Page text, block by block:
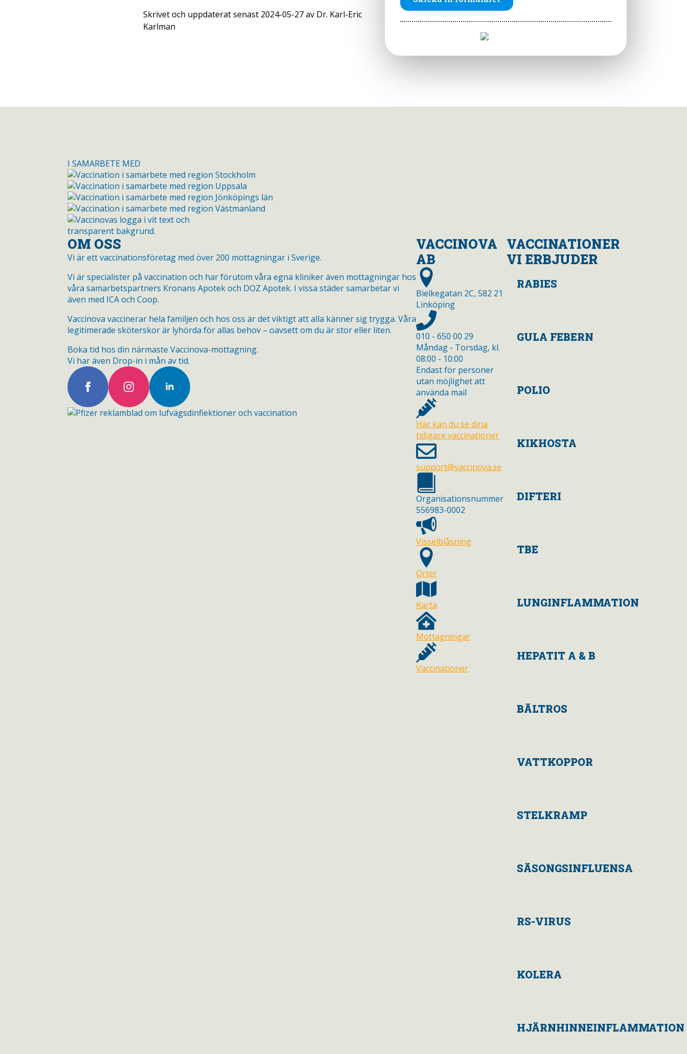
Skrivet och uppdaterat senast 2024-05-27 av Dr. Karl-Eric
Karlman
I SAMARBETE MED
OM OSS
Vi är ett vaccinationsföretag med över 200 mottagningar i Sverige.
Vi är specialister på vaccination och har förutom våra egna kliniker även mottagningar hos
våra samarbetspartners Kronans Apotek och DOZ Apotek. I vissa städer samarbetar vi
även med ICA och Coop.
Vaccinova vaccinerar hela familjen och hos oss är det viktigt att alla känner sig trygga. Våra
legitimerade sköterskor är lyhörda för allas behov – oavsett om du är stor eller liten.
Boka tid hos din närmaste Vaccinova-mottagning.
Vi har även Drop-in i mån av tid.
VACCINOVA
AB
Bielkegatan 2C, 582 21
Linköping
010 - 650 00 29
Måndag - Torsdag, kl.
08:00 - 10:00
Endast för personer
utan möjlighet att
använda mail
Här kan du se dina
tidigare vaccinationer
support@vaccinova.se
Organisationsnummer
556983-0002
Visselblåsning
Orter
Karta
Mottagningar
Vaccinationer
VACCINATIONER
VI ERBJUDER
RABIES
GULA FEBERN
POLIO
KIKHOSTA
DIFTERI
TBE
LUNGINFLAMMATION
HEPATIT A & B
BÄLTROS
VATTKOPPOR
STELKRAMP
SÄSONGSINFLUENSA
RS-VIRUS
KOLERA
HJÄRNHINNEINFLAMMATION